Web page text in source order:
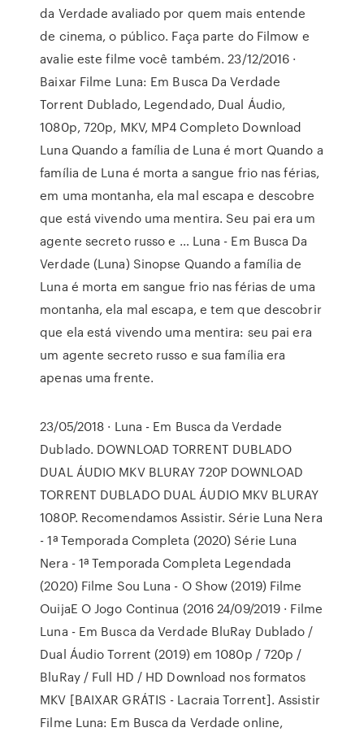
da Verdade avaliado por quem mais entende
de cinema, o público. Faça parte do Filmow e
avalie este filme você também. 23/12/2016 ·
Baixar Filme Luna: Em Busca Da Verdade
Torrent Dublado, Legendado, Dual Áudio,
1080p, 720p, MKV, MP4 Completo Download
Luna Quando a família de Luna é mort Quando a
família de Luna é morta a sangue frio nas férias,
em uma montanha, ela mal escapa e descobre
que está vivendo uma mentira. Seu pai era um
agente secreto russo e … Luna - Em Busca Da
Verdade (Luna) Sinopse Quando a família de
Luna é morta em sangue frio nas férias de uma
montanha, ela mal escapa, e tem que descobrir
que ela está vivendo uma mentira: seu pai era
um agente secreto russo e sua família era
apenas uma frente.
23/05/2018 · Luna - Em Busca da Verdade
Dublado. DOWNLOAD TORRENT DUBLADO
DUAL ÁUDIO MKV BLURAY 720P DOWNLOAD
TORRENT DUBLADO DUAL ÁUDIO MKV BLURAY
1080P. Recomendamos Assistir. Série Luna Nera
- 1ª Temporada Completa (2020) Série Luna
Nera - 1ª Temporada Completa Legendada
(2020) Filme Sou Luna - O Show (2019) Filme
OuijaE O Jogo Continua (2016 24/09/2019 · Filme
Luna - Em Busca da Verdade BluRay Dublado /
Dual Áudio Torrent (2019) em 1080p / 720p /
BluRay / Full HD / HD Download nos formatos
MKV [BAIXAR GRÁTIS - Lacraia Torrent]. Assistir
Filme Luna: Em Busca da Verdade online,